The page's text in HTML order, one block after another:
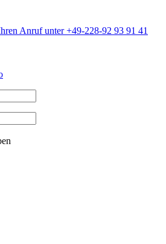
Anruf unter +49-228-92 93 91 41